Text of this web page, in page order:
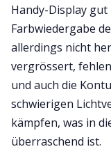
Handy-Display
Farbwiedergabe
allerdings nicht
vergrössert,
und auch die
schwierigen
kämpfen, was in
überraschend ist.